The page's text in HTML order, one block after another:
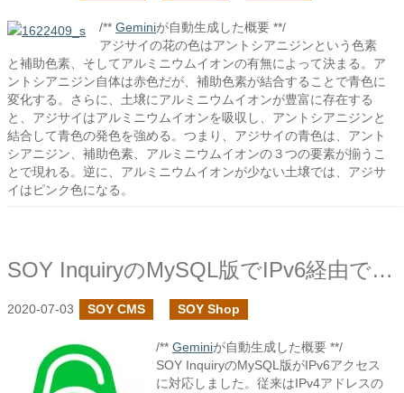
/** Geminiが自動生成した概要 **/
アジサイの花の色はアントシアニジンという色素
と補助色素、そしてアルミニウムイオンの有無によって決まる。ア
ントシアニジン自体は赤色だが、補助色素が結合することで青色に
変化する。さらに、土壌にアルミニウムイオンが豊富に存在する
と、アジサイはアルミニウムイオンを吸収し、アントシアニジンと
結合して青色の発色を強める。つまり、アジサイの青色は、アント
シアニジン、補助色素、アルミニウムイオンの３つの要素が揃うこ
とで現れる。逆に、アルミニウムイオンが少ない土壌では、アジサ
イはピンク色になる。
SOY InquiryのMySQL版でIPv6経由でのアクセスに対応しました
2020-07-03 SOY CMS SOY Shop
/** Geminiが自動生成した概要 **/
SOY InquiryのMySQL版がIPv6アクセス
に対応しました。従来はIPv4アドレスの